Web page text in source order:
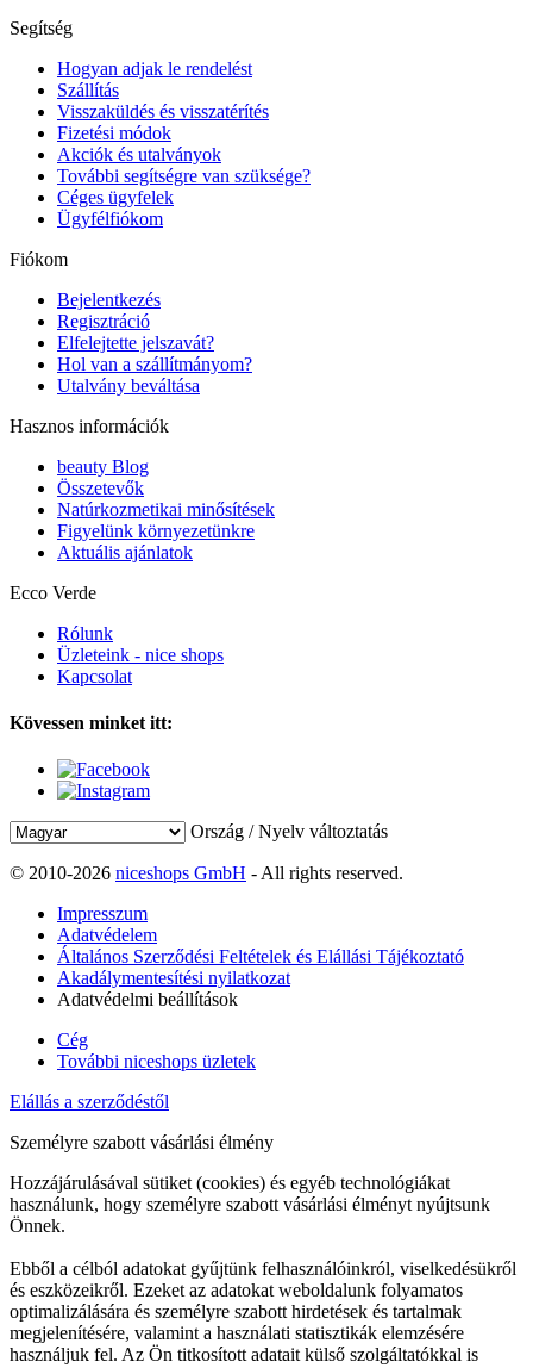
Segítség
Hogyan adjak le rendelést
Szállítás
Visszaküldés és visszatérítés
Fizetési módok
Akciók és utalványok
További segítségre van szüksége?
Céges ügyfelek
Ügyfélfiókom
Fiókom
Bejelentkezés
Regisztráció
Elfelejtette jelszavát?
Hol van a szállítmányom?
Utalvány beváltása
Hasznos információk
beauty Blog
Összetevők
Natúrkozmetikai minősítések
Figyelünk környezetünkre
Aktuális ajánlatok
Ecco Verde
Rólunk
Üzleteink - nice shops
Kapcsolat
Kövessen minket itt:
Ország / Nyelv változtatás
© 2010-2026 niceshops GmbH - All rights reserved.
Impresszum
Adatvédelem
Általános Szerződési Feltételek és Elállási Tájékoztató
Akadálymentesítési nyilatkozat
Adatvédelmi beállítások
Cég
További niceshops üzletek
Elállás a szerződéstől
Személyre szabott vásárlási élmény
Hozzájárulásával sütiket (cookies) és egyéb technológiákat
használunk, hogy személyre szabott vásárlási élményt nyújtsunk
Önnek.
Ebből a célból adatokat gyűjtünk felhasználóinkról, viselkedésükről
és eszközeikről. Ezeket az adatokat weboldalunk folyamatos
optimalizálására és személyre szabott hirdetések és tartalmak
megjelenítésére, valamint a használati statisztikák elemzésére
használjuk fel. Az Ön titkosított adatait külső szolgáltatókkal is